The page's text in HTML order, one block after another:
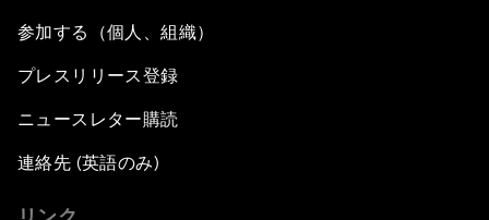
参加する（個人、組織）
プレスリリース登録
ニュースレター購読
連絡先 (英語のみ)